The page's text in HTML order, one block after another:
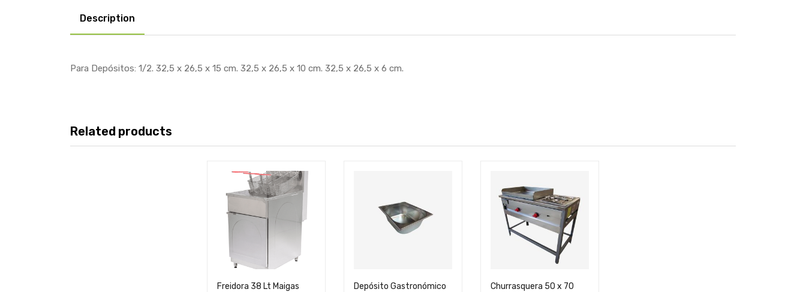
Description
Para Depósitos: 1/2. 32,5 x 26,5 x 15 cm. 32,5 x 26,5 x 10 cm. 32,5 x 26,5 x 6 cm.
Related products
Freidora 38 Lt Maigas
Depósito Gastronómico
Churrasquera 50 x 70